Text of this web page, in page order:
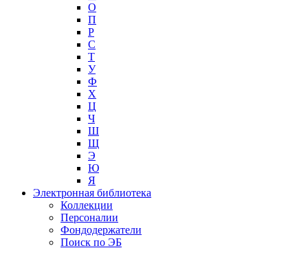
О
П
Р
С
Т
У
Ф
Х
Ц
Ч
Ш
Щ
Э
Ю
Я
Электронная библиотека
Коллекции
Персоналии
Фондодержатели
Поиск по ЭБ